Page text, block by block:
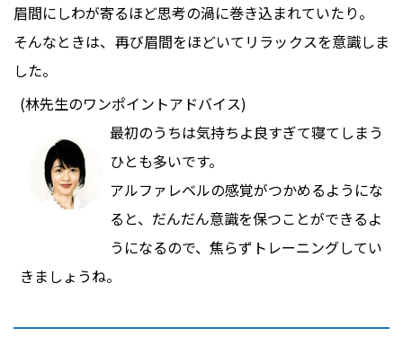
眉間にしわが寄るほど思考の渦に巻き込まれていたり。
そんなときは、再び眉間をほどいてリラックスを意識しま
した。
(林先生のワンポイントアドバイス)
最初のうちは気持ちよ良すぎて寝てしまう
ひとも多いです。
アルファレベルの感覚がつかめるようにな
ると、だんだん意識を保つことができるよ
うになるので、焦らずトレーニングしてい
きましょうね。